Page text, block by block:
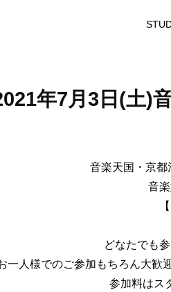
年7月3日(土)
音楽天国・京都
音
どなたでも
一人様でのご参加もちろん大歓
参加料はス